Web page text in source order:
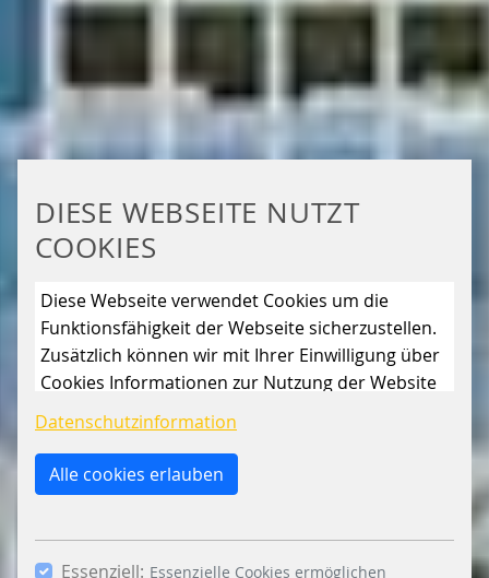
DIESE WEBSEITE NUTZT
COOKIES
Diese Webseite verwendet Cookies um die
Funktionsfähigkeit der Webseite sicherzustellen.
Zusätzlich können wir mit Ihrer Einwilligung über
Cookies Informationen zur Nutzung der Website
sammeln, um die Webseite ständig zu
verbessern. Mit dem Klick auf den Button „Nur
essenzielle Cookies erlauben“ lehnen Sie die
Verwendung anderer als der essenziell
Häkchen bei „Statistiken“ und „Marketing“ sowie
Datenschutzinformation
Alle cookies erlauben
Essenziell: Essenzielle Cookies ermöglichen